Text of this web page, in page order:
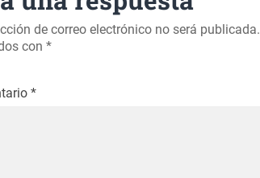
de correo electrónico no será publicada.
con *
*